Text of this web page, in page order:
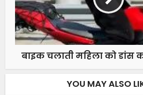
बाइक चलाती महिला को डांस
YOU MAY ALSO